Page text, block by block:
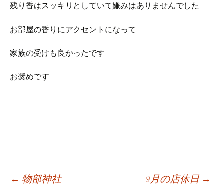
残り香はスッキリとしていて嫌みはありませんでした
お部屋の香りにアクセントになって
家族の受けも良かったです
お奨めです
← 物部神社 9月の店休日 →